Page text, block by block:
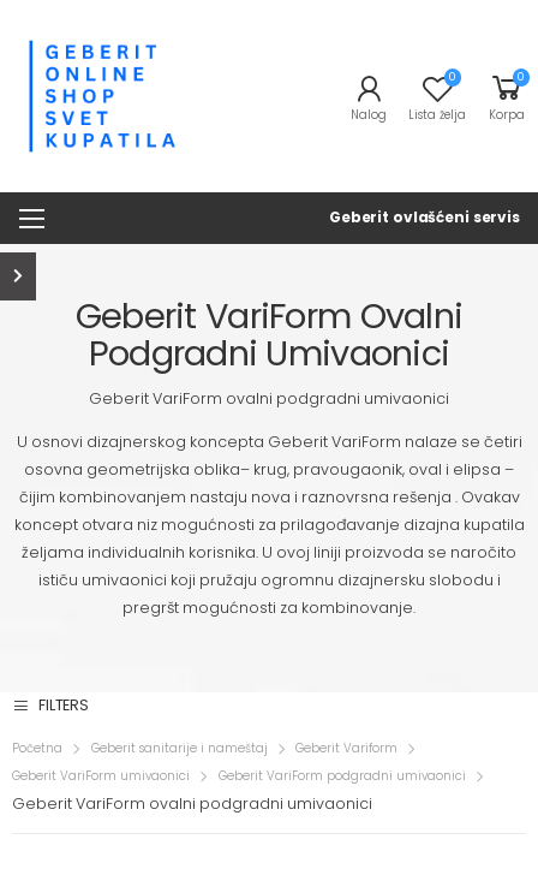
Nalog
0
Lista želja
0
Korpa
Geberit ovlašćeni servis
Geberit VariForm Ovalni
Podgradni Umivaonici
Geberit VariForm ovalni podgradni umivaonici
U osnovi dizajnerskog koncepta Geberit VariForm nalaze se četiri
osovna geometrijska oblika– krug, pravougaonik, oval i elipsa –
čijim kombinovanjem nastaju nova i raznovrsna rešenja . Ovakav
koncept otvara niz mogućnosti za prilagođavanje dizajna kupatila
željama individualnih korisnika. U ovoj liniji proizvoda se naročito
ističu umivaonici koji pružaju ogromnu dizajnersku slobodu i
pregršt mogućnosti za kombinovanje.
FILTERS
Početna Geberit sanitarije i nameštaj
Geberit Variform
Geberit VariForm umivaonici
Geberit VariForm podgradni umivaonici
Geberit VariForm ovalni podgradni umivaonici